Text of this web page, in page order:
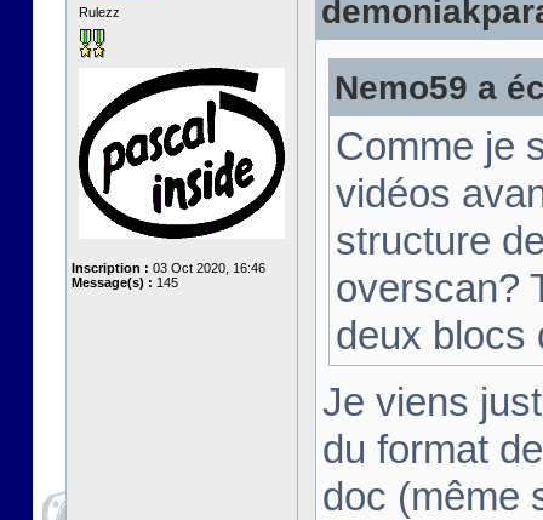
Rulezz
Inscription : 03 Oct 2020, 16:46
Message(s) : 145
Nemo59 a
Comme je
vidéos
structure
overscan?
deux
Je viens
du format
doc (même